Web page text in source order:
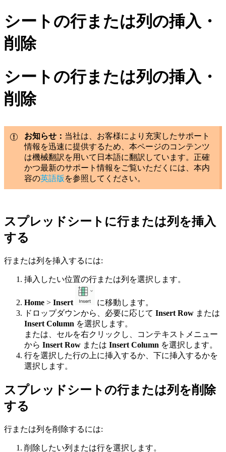
シートの行または列の挿入・
削除
シートの行または列の挿入・
削除
お知らせ： 当社は、お客様により充実したサポート
情報を迅速に提供するため、本ページのコンテンツ
は機械翻訳を用いて日本語に翻訳しています。正確
かつ最新のサポート情報をご覧いただくには、本内
容の英語版 を参照してください。
スプレッドシートに行または列を挿入
する
行または列を挿入するには:
挿入したい位置の行または列を選択します。
Home > Insert
に移動します。
ドロップダウンから、必要に応じて Insert Row または
Insert Column を選択します。
または、セルを右クリックし、コンテキストメニュー
から Insert Row または Insert Column を選択します。
行を選択した行の上に挿入するか、下に挿入するかを
選択します。
スプレッドシートの行または列を削除
する
行または列を削除するには:
削除したい列または行を選択します。